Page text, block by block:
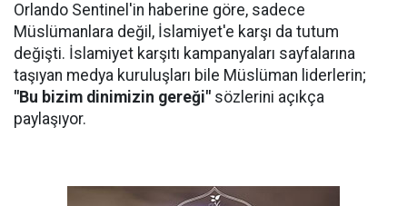
Orlando Sentinel'in haberine göre, sadece
Müslümanlara değil, İslamiyet'e karşı da tutum
değişti. İslamiyet karşıtı kampanyaları sayfalarına
taşıyan medya kuruluşları bile Müslüman liderlerin;
"Bu bizim dinimizin gereği" sözlerini açıkça
paylaşıyor.